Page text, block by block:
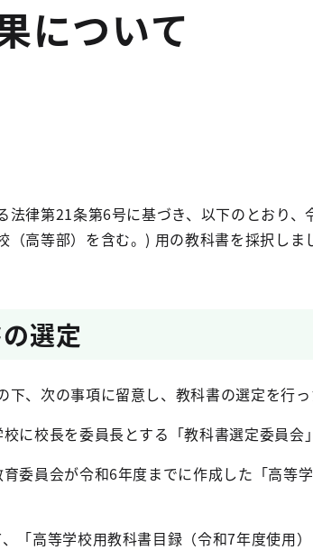
について
律第21条第6号に基づき、以下のとおり、
高等部）を含む。) 用の教科書を採択しま
選定
、次の事項に留意し、教科書の選定を行っ
に校長を委員長とする「教科書選定委員会
委員会が令和6年度までに作成した「高等
「高等学校用教科書目録（令和7年度使用